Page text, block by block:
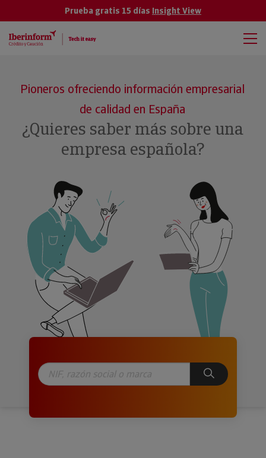
Prueba gratis 15 días Insight View
Pioneros ofreciendo información empresarial
de calidad en España
¿Quieres saber más sobre una
empresa española?